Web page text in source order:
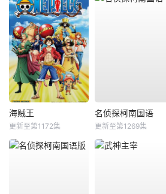
海贼王
更新至第1172集
名侦探柯南国语
更新至第1269集